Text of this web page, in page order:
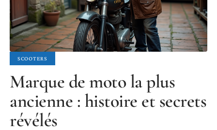
SCOOTERS
Marque de moto la plus
ancienne : histoire et secrets
révélés